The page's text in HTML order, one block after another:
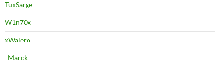
TuxSarge
W1n70x
xWalero
_Marck_